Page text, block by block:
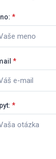
*
*
*